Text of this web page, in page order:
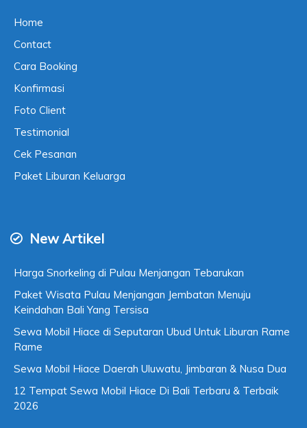
Home
Contact
Cara Booking
Konfirmasi
Foto Client
Testimonial
Cek Pesanan
Paket Liburan Keluarga
New Artikel
Harga Snorkeling di Pulau Menjangan Tebarukan
Paket Wisata Pulau Menjangan Jembatan Menuju
Keindahan Bali Yang Tersisa
Sewa Mobil Hiace di Seputaran Ubud Untuk Liburan Rame
Rame
Sewa Mobil Hiace Daerah Uluwatu, Jimbaran & Nusa Dua
12 Tempat Sewa Mobil Hiace Di Bali Terbaru & Terbaik
2026